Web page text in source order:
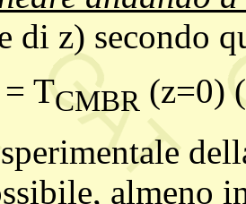
di z) secondo
TCMBR (z=0)
almeno